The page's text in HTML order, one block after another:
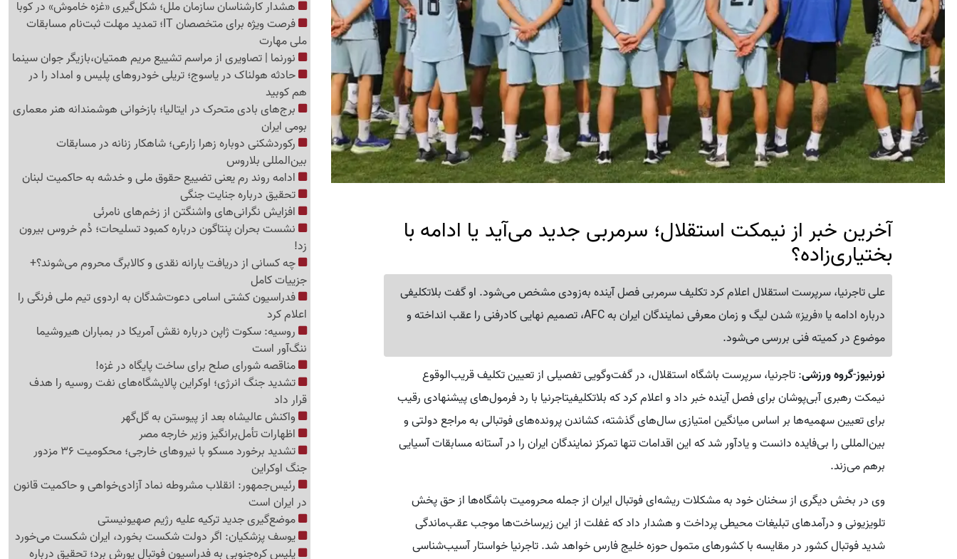
آخرین خبر از نیمکت استقلال؛ سرمربی جدید می‌آید یا ادامه با
بختیاری‌زاده؟
علی تاجرنیا، سرپرست استقلال اعلام کرد تکلیف سرمربی فصل آینده به‌زودی مشخص می‌شود. او گفت بلاتکلیفی
درباره ادامه یا «فریز» شدن لیگ و زمان معرفی نمایندگان ایران به AFC، تصمیم نهایی کادرفنی را عقب انداخته و
موضوع در کمیته فنی بررسی می‌شود.
نورنیوز-گروهورزشی: تاجرنیا، سرپرست باشگاه استقلال، در گفت‌وگویی تفصیلی از تعیین تکلیف قریب‌الوقوع
نیمکت رهبری آبی‌پوشان برای فصل آینده خبر داد و اعلام کرد که بلاتکلیفیتاجرنیا با رد فرمول‌های پیشنهادی رقیب
برای تعیین سهمیه‌ها بر اساس میانگین امتیازی سال‌های گذشته، کشاندن پرونده‌های فوتبالی به مراجع دولتی و
بین‌المللی را بی‌فایده دانست و یادآور شد که این اقدامات تنها تمرکز نمایندگان ایران را در آستانه مسابقات آسیایی
برهم می‌زند.
وی در بخش دیگری از سخنان خود به مشکلات ریشه‌ای فوتبال ایران از جمله محرومیت باشگاه‌ها از حق پخش
تلویزیونی و درآمدهای تبلیغات محیطی پرداخت و هشدار داد که غفلت از این زیرساخت‌ها موجب عقب‌ماندگی
شدید فوتبال کشور در مقایسه با کشورهای متمول حوزه خلیج فارس خواهد شد. تاجرنیا خواستار آسیب‌شناسی
هشدار کارشناسان سازمان ملل؛ شکل‌گیری «غزه‌ خاموش» در کوبا
فرصت ویژه برای متخصصان IT؛ تمدید مهلت ثبت‌نام مسابقات
ملی مهارت
نورنما | تصاویری از مراسم تشییع مریم همتیان،بازیگر جوان سینما
حادثه هولناک در یاسوج؛ تریلی خودروهای پلیس و امداد را در
هم کوبید
برج‌های بادی متحرک در ایتالیا؛ بازخوانی هوشمندانه هنر معماری
بومی ایران
رکوردشکنی دوباره زهرا زارعی؛ شاهکار زنانه در مسابقات
بین‌المللی بلاروس
ادامه روند رم یعنی تضییع حقوق ملی و خدشه به حاکمیت لبنان
تحقیق درباره جنایت جنگی
افزایش نگرانی‌های واشنگتن از زخم‌های نامرئی
نشست بحران پنتاگون درباره کمبود تسلیحات؛ دُم خروس بیرون
زد!
چه کسانی از دریافت یارانه نقدی و کالابرگ محروم می‌شوند؟+
جزییات کامل
فدراسیون کشتی اسامی دعوت‌شدگان به اردوی تیم ملی فرنگی را
اعلام کرد
روسیه: سکوت ژاپن درباره نقش آمریکا در بمباران هیروشیما
ننگ‌آور است
مناقصه شورای صلح برای ساخت پایگاه در غزه!
تشدید جنگ انرژی؛ اوکراین پالایشگاه‌های نفت روسیه را هدف
قرار داد
واکنش عالیشاه بعد از پیوستن به گل‌گهر
اظهارات تأمل‌برانگیز وزیر خارجه مصر
تشدید برخورد مسکو با نیروهای خارجی؛ محکومیت 36 مزدور
جنگ اوکراین
رئیس‌جمهور: انقلاب مشروطه نماد آزادی‌خواهی و حاکمیت قانون
در ایران است
موضع‌گیری جدید ترکیه علیه رژیم صهیونیستی
یوسف پزشکیان: اگر دولت شکست بخورد، ایران شکست می‌خورد
پلیس کره‌جنوبی به فدراسیون فوتبال یورش برد؛ تحقیق درباره